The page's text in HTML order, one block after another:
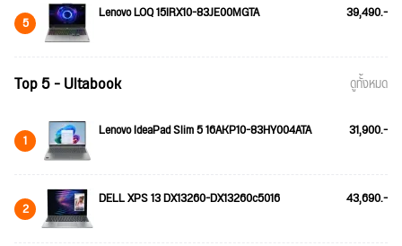
5 Lenovo LOQ 15IRX10-83JE00MGTA 39,490.-
Top 5 - Ultabook ดูทั้งหมด
1 Lenovo IdeaPad Slim 5 16AKP10-83HY004ATA 31,900.-
2 DELL XPS 13 DX13260-DX13260c5016 43,690.-